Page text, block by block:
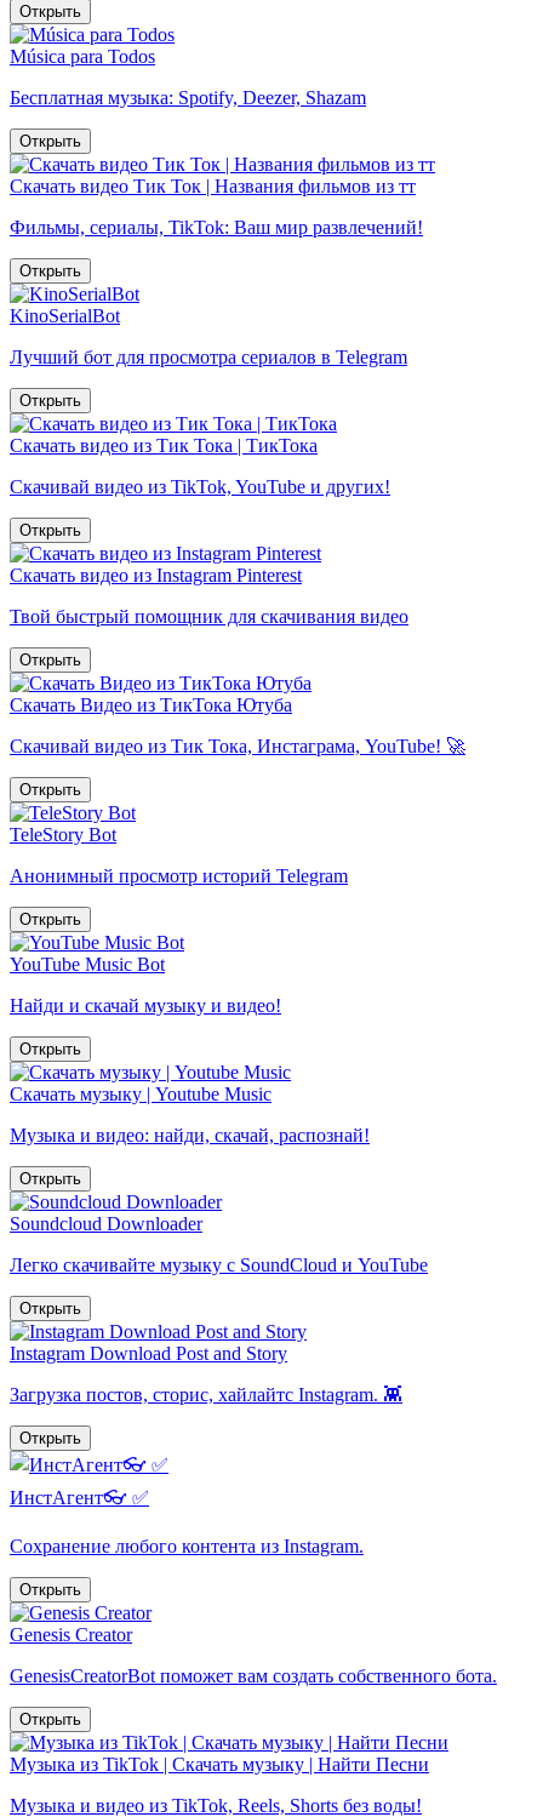
Открыть
Música para Todos
Бесплатная музыка: Spotify, Deezer, Shazam
Открыть
Скачать видео Тик Ток | Названия фильмов из тт
Фильмы, сериалы, TikTok: Ваш мир развлечений!
Открыть
KinoSerialBot
Лучший бот для просмотра сериалов в Telegram
Открыть
Скачать видео из Тик Тока | ТикТока
Скачивай видео из TikTok, YouTube и других!
Открыть
Скачать видео из Instagram Pinterest
Твой быстрый помощник для скачивания видео
Открыть
Скачать Видео из ТикТока Ютуба
Скачивай видео из Тик Тока, Инстаграма, YouTube! 🚀
Открыть
TeleStory Bot
Анонимный просмотр историй Telegram
Открыть
YouTube Music Bot
Найди и скачай музыку и видео!
Открыть
Скачать музыку | Youtube Music
Музыка и видео: найди, скачай, распознай!
Открыть
Soundcloud Downloader
Легко скачивайте музыку с SoundCloud и YouTube
Открыть
Instagram Download Post and Story
Загрузка постов, сторис, хайлайтс Instagram. 👾
Открыть
ИнстАгент👓 ✅️
Сохранение любого контента из Instagram.
Открыть
Genesis Creator
GenesisCreatorBot поможет вам создать собственного бота.
Открыть
Музыка из TikTok | Скачать музыку | Найти Песни
Музыка и видео из TikTok, Reels, Shorts без воды!